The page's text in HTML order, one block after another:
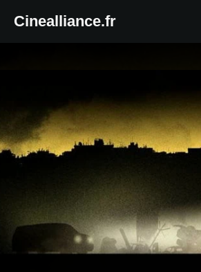
Cinealliance.fr